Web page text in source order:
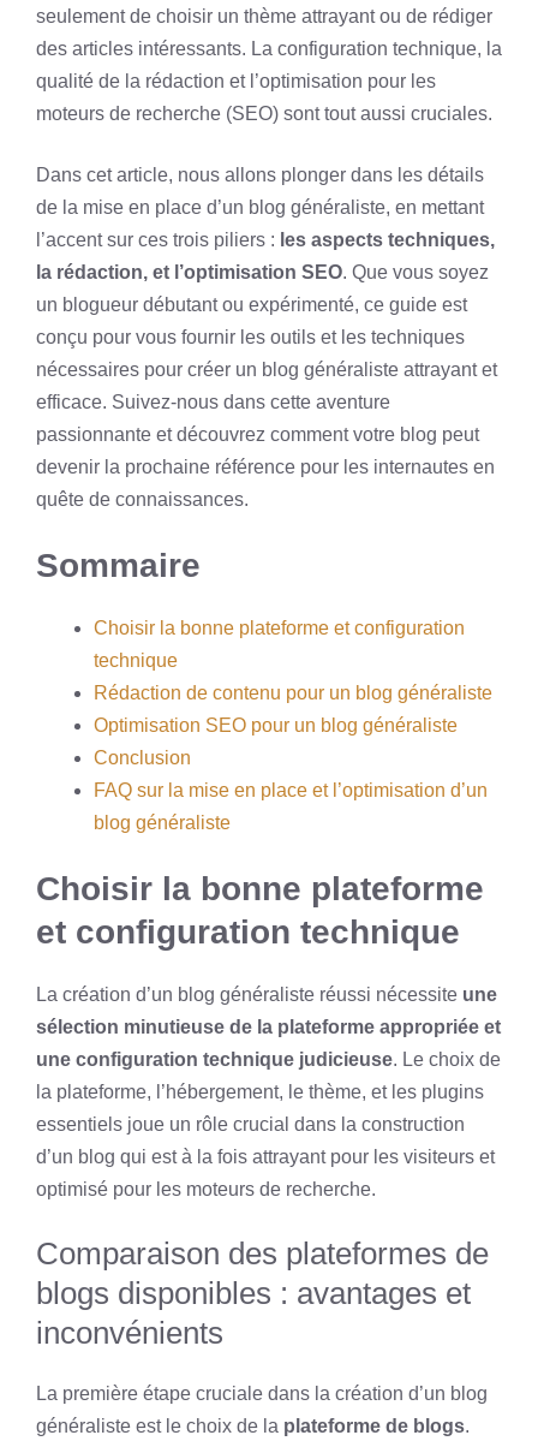
seulement de choisir un thème attrayant ou de rédiger
des articles intéressants. La configuration technique, la
qualité de la rédaction et l’optimisation pour les
moteurs de recherche (SEO) sont tout aussi cruciales.
Dans cet article, nous allons plonger dans les détails
de la mise en place d’un blog généraliste, en mettant
l’accent sur ces trois piliers : les aspects techniques,
la rédaction, et l’optimisation SEO. Que vous soyez
un blogueur débutant ou expérimenté, ce guide est
conçu pour vous fournir les outils et les techniques
nécessaires pour créer un blog généraliste attrayant et
efficace. Suivez-nous dans cette aventure
passionnante et découvrez comment votre blog peut
devenir la prochaine référence pour les internautes en
quête de connaissances.
Sommaire
Choisir la bonne plateforme et configuration
technique
Rédaction de contenu pour un blog généraliste
Optimisation SEO pour un blog généraliste
Conclusion
FAQ sur la mise en place et l’optimisation d’un
blog généraliste
Choisir la bonne plateforme
et configuration technique
La création d’un blog généraliste réussi nécessite une
sélection minutieuse de la plateforme appropriée et
une configuration technique judicieuse. Le choix de
la plateforme, l’hébergement, le thème, et les plugins
essentiels joue un rôle crucial dans la construction
d’un blog qui est à la fois attrayant pour les visiteurs et
optimisé pour les moteurs de recherche.
Comparaison des plateformes de
blogs disponibles : avantages et
inconvénients
La première étape cruciale dans la création d’un blog
généraliste est le choix de la plateforme de blogs.